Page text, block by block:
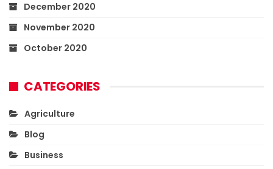
December 2020
November 2020
October 2020
CATEGORIES
Agriculture
Blog
Business